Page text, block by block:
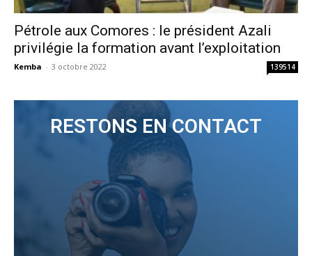
Pétrole aux Comores : le président Azali
privilégie la formation avant l’exploitation
Kemba - 3 octobre 2022 139514
RESTONS EN CONTACT